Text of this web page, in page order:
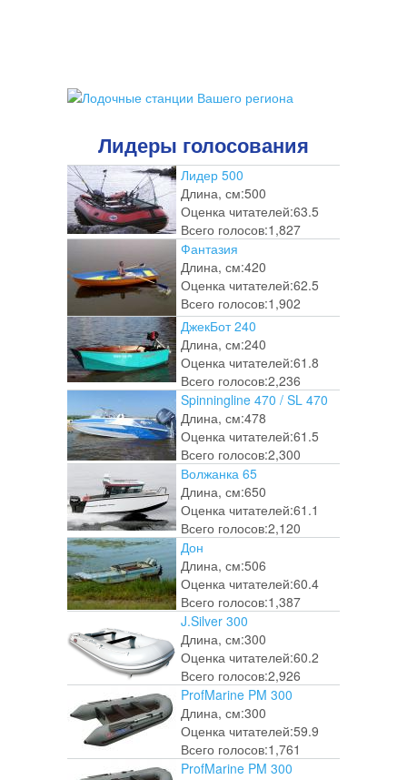
Лидеры голосования
Лидер 500
Длина, см:500
Оценка читателей:63.5
Всего голосов:1,827
Фантазия
Длина, см:420
Оценка читателей:62.5
Всего голосов:1,902
ДжекБот 240
Длина, см:240
Оценка читателей:61.8
Всего голосов:2,236
Spinningline 470 / SL 470
Длина, см:478
Оценка читателей:61.5
Всего голосов:2,300
Волжанка 65
Длина, см:650
Оценка читателей:61.1
Всего голосов:2,120
Дон
Длина, см:506
Оценка читателей:60.4
Всего голосов:1,387
J.Silver 300
Длина, см:300
Оценка читателей:60.2
Всего голосов:2,926
ProfMarine PM 300
Длина, см:300
Оценка читателей:59.9
Всего голосов:1,761
ProfMarine PM 300